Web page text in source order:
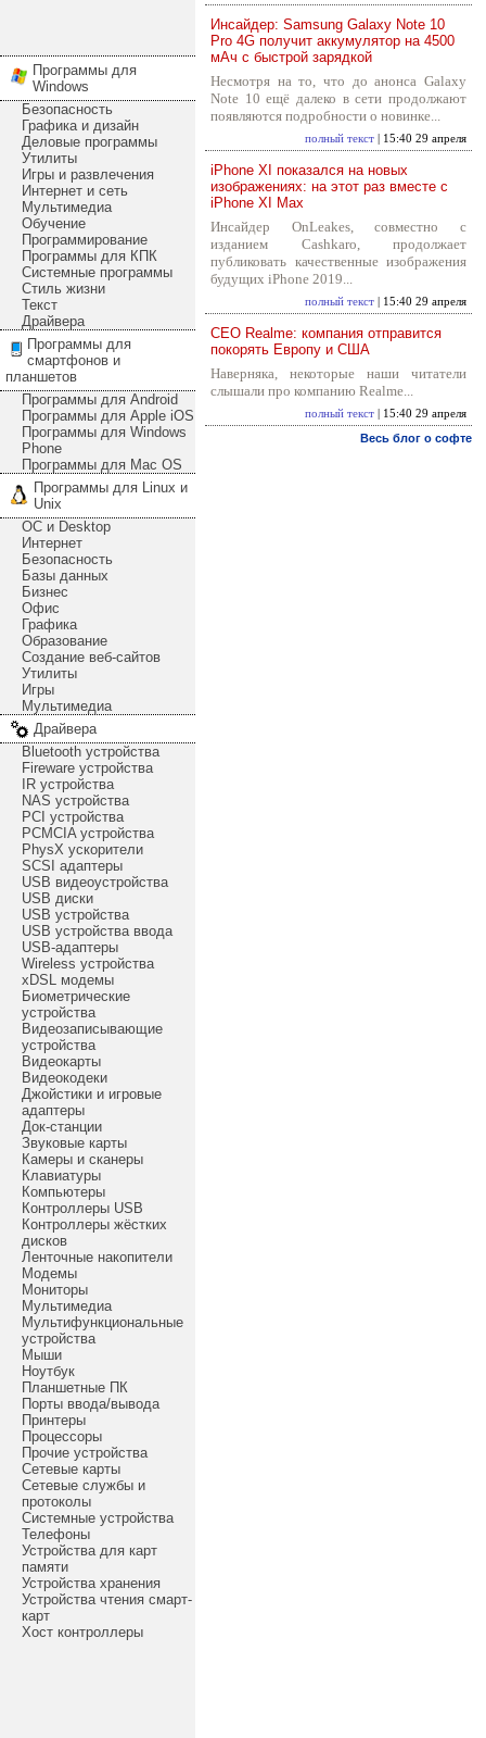
Программы для
Windows
Безопасность
Графика и дизайн
Деловые программы
Утилиты
Игры и развлечения
Интернет и сеть
Мультимедиа
Обучение
Программирование
Программы для КПК
Системные программы
Стиль жизни
Текст
Драйвера
Программы для
смартфонов и
планшетов
Программы для Android
Программы для Apple iOS
Программы для Windows
Phone
Программы для Mac OS
Программы для Linux и
Unix
ОС и Desktop
Интернет
Безопасность
Базы данных
Бизнес
Офис
Графика
Образование
Создание веб-сайтов
Утилиты
Игры
Мультимедиа
Драйвера
Bluetooth устройства
Fireware устройства
IR устройства
NAS устройства
PCI устройства
PCMCIA устройства
PhysX ускорители
SCSI адаптеры
USB видеоустройства
USB диски
USB устройства
USB устройства ввода
USB-адаптеры
Wireless устройства
xDSL модемы
Биометрические
устройства
Видеозаписывающие
устройства
Видеокарты
Видеокодеки
Джойстики и игровые
адаптеры
Док-станции
Звуковые карты
Камеры и сканеры
Клавиатуры
Компьютеры
Контроллеры USB
Контроллеры жёстких
дисков
Ленточные накопители
Модемы
Мониторы
Мультимедиа
Мультифункциональные
устройства
Мыши
Ноутбук
Планшетные ПК
Порты ввода/вывода
Принтеры
Процессоры
Прочие устройства
Сетевые карты
Сетевые службы и
протоколы
Системные устройства
Телефоны
Устройства для карт
памяти
Устройства хранения
Устройства чтения смарт-
карт
Хост контроллеры
Инсайдер: Samsung Galaxy Note 10
Pro 4G получит аккумулятор на 4500
мАч с быстрой зарядкой
Несмотря на то, что до анонса Galaxy
Note 10 ещё далеко в сети продолжают
появляются подробности о новинке...
полный текст | 15:40 29 апреля
iPhone XI показался на новых
изображениях: на этот раз вместе с
iPhone XI Max
Инсайдер OnLeakes, совместно с
изданием Cashkaro, продолжает
публиковать качественные изображения
будущих iPhone 2019...
полный текст | 15:40 29 апреля
CEO Realme: компания отправится
покорять Европу и США
Наверняка, некоторые наши читатели
слышали про компанию Realme...
полный текст | 15:40 29 апреля
Весь блог о софте